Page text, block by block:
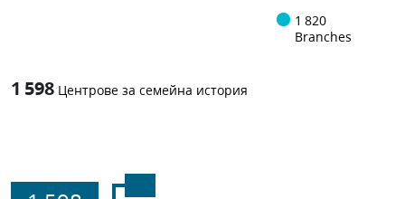
1 820
Branches
1 598 Центрове за семейна история